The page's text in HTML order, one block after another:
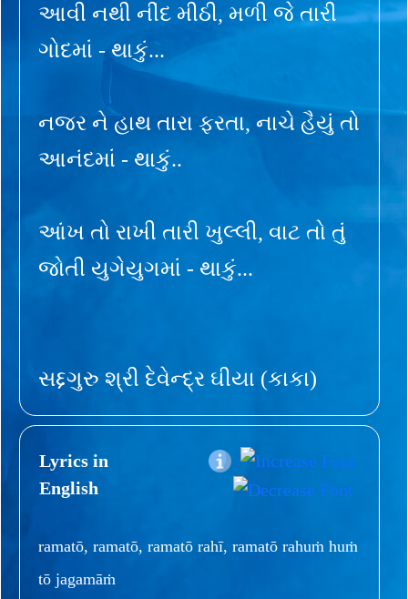
આવી નથી નીંદ મીઠી, મળી જે તારી
ગોદમાં - થાકું...
નજર ને હાથ તારા ફરતા, નાચે હૈયું તો
આનંદમાં - થાકું..
આંખ તો રાખી તારી ખુલ્લી, વાટ તો તું
જોતી યુગેયુગમાં - થાકું...
સદ્દગુરુ શ્રી દેવેન્દ્ર ઘીયા (કાકા)
Lyrics in
English
ramatō, ramatō, ramatō rahī, ramatō rahuṁ huṁ
tō jagamāṁ